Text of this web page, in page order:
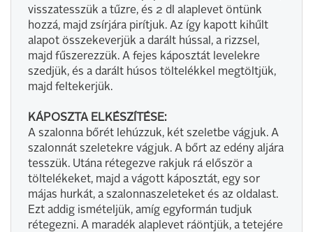
visszatesszük a tűzre, és 2 dl alaplevet öntünk
hozzá, majd zsírjára pirítjuk. Az így kapott kihűlt
alapot összekeverjük a darált hússal, a rizzsel,
majd fűszerezzük. A fejes káposztát levelekre
szedjük, és a darált húsos töltelékkel megtöltjük,
majd feltekerjük.
KÁPOSZTA ELKÉSZÍTÉSE:
A szalonna bőrét lehúzzuk, két szeletbe vágjuk. A
szalonnát szeletekre vágjuk. A bőrt az edény aljára
tesszük. Utána rétegezve rakjuk rá először a
töltelékeket, majd a vágott káposztát, egy sor
májas hurkát, a szalonnaszeleteket és az oldalast.
Ezt addig ismételjük, amíg egyformán tudjuk
rétegezni. A maradék alaplevet ráöntjük, a tetejére